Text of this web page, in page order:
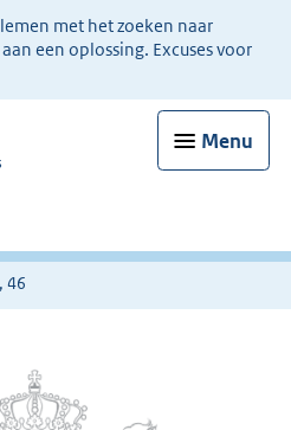
met het zoeken naar
een oplossing. Excuses voor
Menu
46